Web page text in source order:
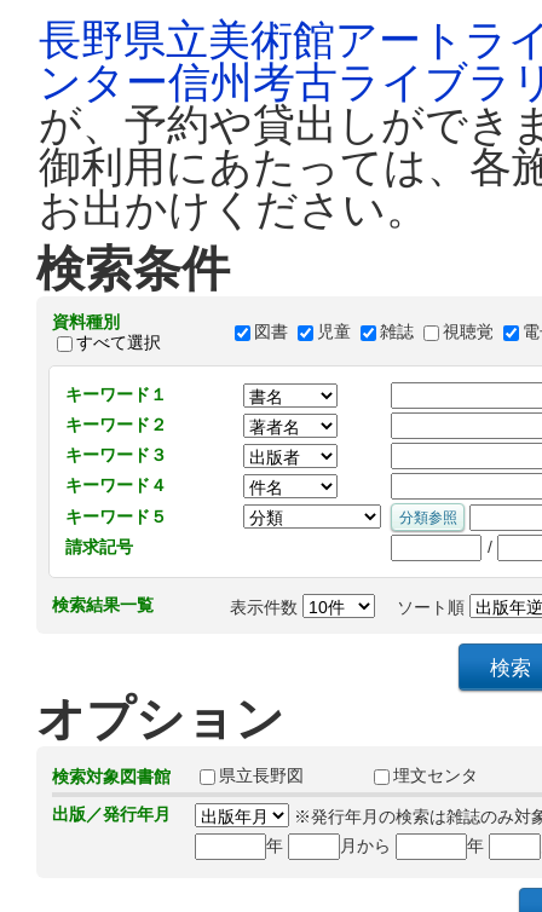
長野県立美術館アートラ
ンター信州考古ライブラ
が、予約や貸出しができ
御利用にあたっては、各
お出かけください。
検索条件
資料種別
すべて選択
図書 児童 雑誌 視聴覚
キーワード１
キーワード２
キーワード３
キーワード４
キーワード５
請求記号
/
検索結果一覧 表示件数 ソート順
オプション
検索対象図書館 県立長野図
埋文センタ
出版／発行年月
※発行年月の検索は雑誌のみ対
年
月から 年